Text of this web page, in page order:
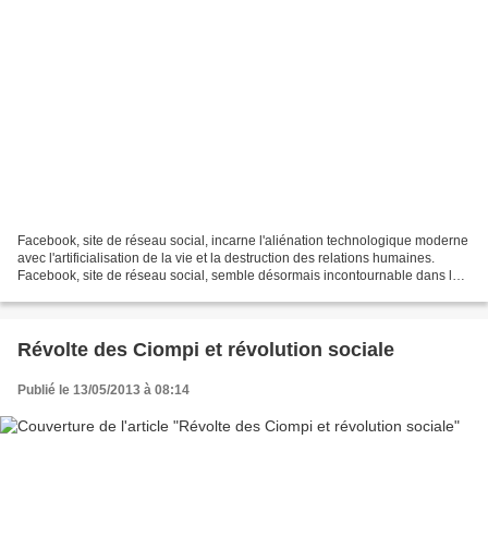
Facebook, site de réseau social, incarne l'aliénation technologique moderne
avec l'artificialisation de la vie et la destruction des relations humaines.
Facebook, site de réseau social, semble désormais incontournable dans la
Révolte des Ciompi et révolution sociale
Publié le 13/05/2013 à 08:14